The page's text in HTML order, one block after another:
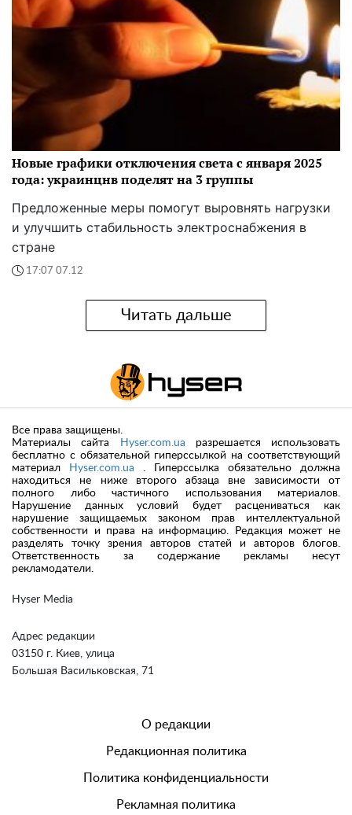
Новые графики отключения света с января 2025
года: украинцнв поделят на 3 группы
Предложенные меры помогут выровнять нагрузки
и улучшить стабильность электроснабжения в
стране
17:07 07.12
Читать дальше
Hyser Media
Адрес редакции
03150 г. Киев, улица
Большая Васильковская, 71
Все права защищены.
Материалы сайта
Hyser.com.ua разрешается использовать
бесплатно с обязательной гиперссылкой на соответствующий
материал
Hyser.com.ua . Гиперссылка обязательно должна
находиться не ниже второго абзаца вне зависимости от
полного либо частичного использования материалов.
Нарушение данных условий будет расцениваться как
нарушение защищаемых законом прав интеллектуальной
собственности и права на информацию. Редакция может не
разделять точку зрения авторов статей и авторов блогов.
Ответственность за содержание рекламы несут
рекламодатели.
О редакции
Редакционная политика
Политика конфиденциальности
Рекламная политика